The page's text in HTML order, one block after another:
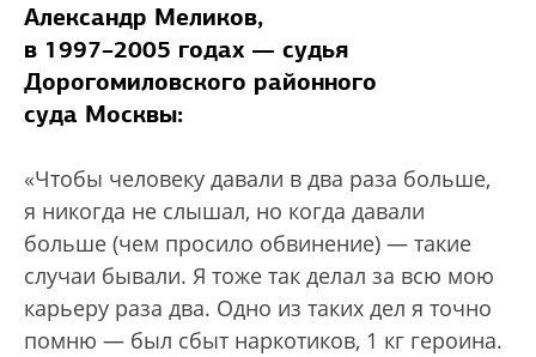
Александр Меликов,
в 1997–2005 годах — судья
Дорогомиловского районного
суда Москвы:
«Чтобы человеку давали в два раза больше,
я никогда не слышал, но когда давали
больше (чем просило обвинение) — такие
случаи бывали. Я тоже так делал за всю мою
карьеру раза два. Одно из таких дел я точно
помню — был сбыт наркотиков, 1 кг героина.